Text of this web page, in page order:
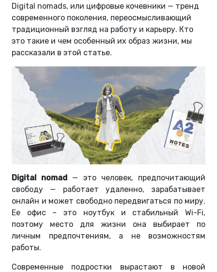
Digital nomads, или цифровые кочевники — тренд
современного поколения, переосмысливающий
традиционный взгляд на работу и карьеру. Кто
это такие и чем особенный их образ жизни, мы
рассказали в этой статье.
Digital nomad — это человек, предпочитающий
свободу — работает удаленно, зарабатывает
онлайн и может свободно передвигаться по миру.
Ее офис – это ноутбук и стабильный Wi-Fi,
поэтому место для жизни она выбирает по
личным предпочтениям, а не возможностям
работы.
Современные подростки вырастают в новой